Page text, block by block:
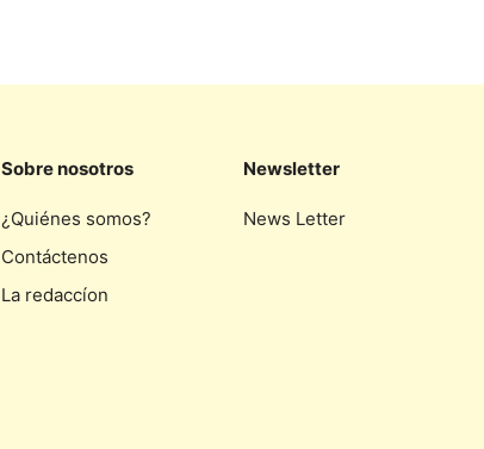
Sobre nosotros
¿Quiénes somos?
Contáctenos
La redaccíon
Newsletter
News Letter